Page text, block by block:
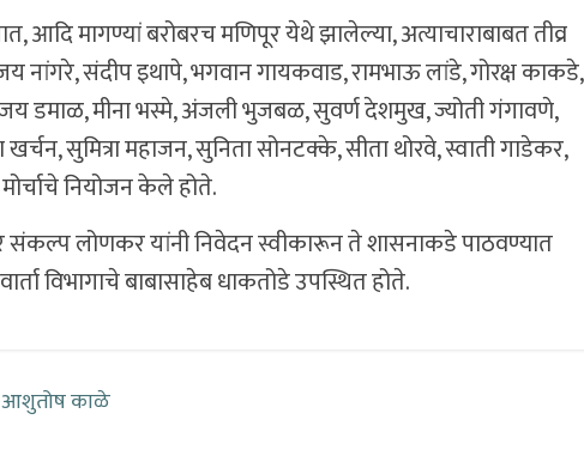
आदि मागण्यां बरोबरच मणिपूर येथे झालेल्या, अत्याचाराबाबत तीव्र
नांगरे, संदीप इथापे, भगवान गायकवाड, रामभाऊ लांडे, गोरक्ष काकडे,
डमाळ, मीना भस्मे, अंजली भुजबळ, सुवर्ण देशमुख, ज्योती गंगावणे,
सुमित्रा महाजन, सुनिता सोनटक्के, सीता थोरवे, स्वाती गाडेकर,
नियोजन केले होते.
संकल्प लोणकर यांनी निवेदन स्वीकारून ते शासनाकडे पाठवण्यात
विभागाचे बाबासाहेब धाकतोडे उपस्थित होते.
आशुतोष काळे